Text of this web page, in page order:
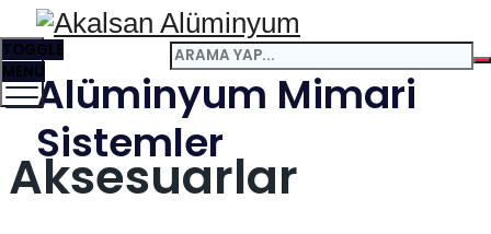
Alüminyum Mimari
Sistemler
TOGGLE
MENU
Aksesuarlar